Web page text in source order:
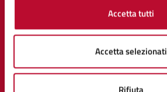
Accetta tutti
Accetta selezionati
Comune di Volterra
AMMINISTRAZIONE